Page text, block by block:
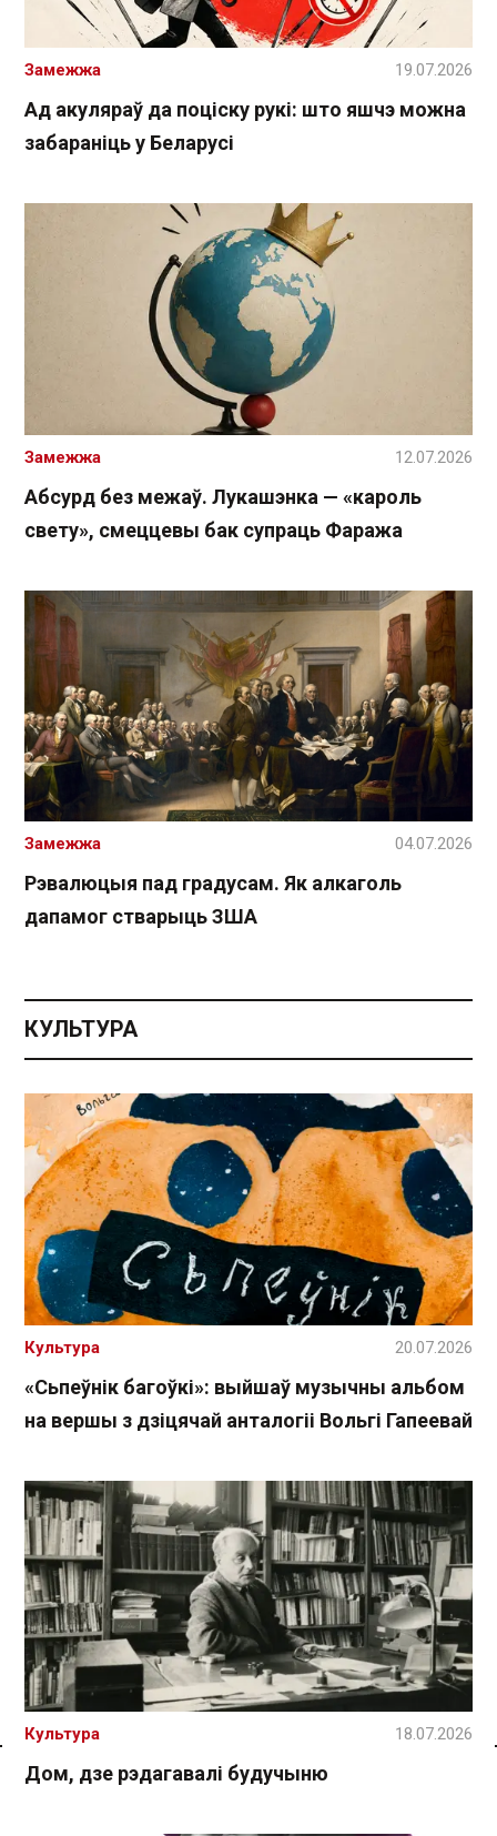
Спасылка без VPN
Ад акуляраў да поціску рукі: што яшчэ можна
забараніць у Беларусі
Замежжа 19.07.2026
Абсурд без межаў. Лукашэнка — «кароль
свету», смеццевы бак супраць Фаража
Замежжа 12.07.2026
Рэвалюцыя пад градусам. Як алкаголь
дапамог стварыць ЗША
Замежжа 04.07.2026
КУЛЬТУРА
«Сьпеўнік багоўкі»: выйшаў музычны альбом
на вершы з дзіцячай анталогіі Вольгі Гапеевай
Культура 20.07.2026
Дом, дзе рэдагавалі будучыню
Культура 18.07.2026